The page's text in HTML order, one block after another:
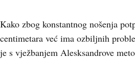
Kako zbog konstantnog nošenja
centimetara već ima ozbiljnih
je s vježbanjem Alesksandrove